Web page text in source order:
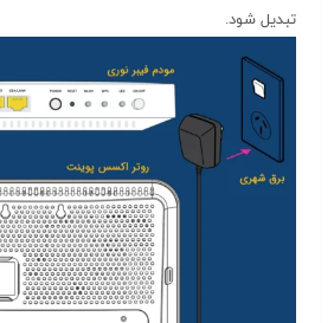
تبدیل شود.